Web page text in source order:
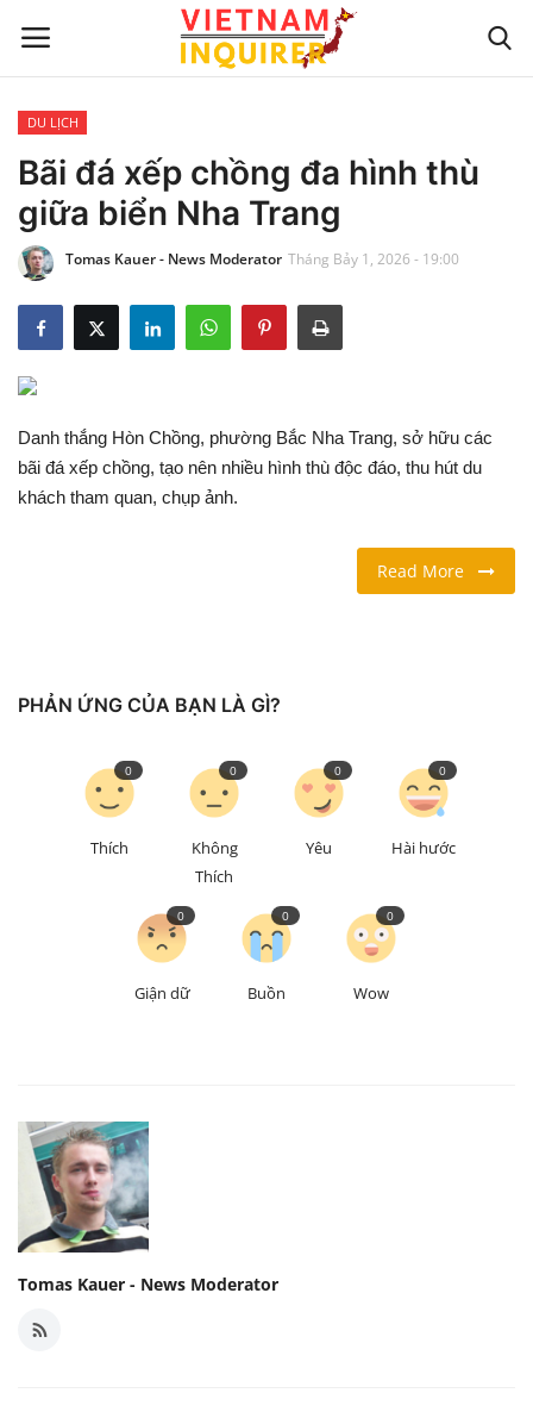
Trang chủ
Liên hệ
TIN TỨC THẾ GIỚI
CẬP NHẬT
CÔNG NGHỆ
THỂ THAO
Ngôn ngữ
Vietnamese
DU LỊCH
Bãi đá xếp chồng đa hình thù
giữa biển Nha Trang
Tomas Kauer - News Moderator Tháng Bảy 1, 2026 - 19:00
Danh thắng Hòn Chồng, phường Bắc Nha Trang, sở hữu các
bãi đá xếp chồng, tạo nên nhiều hình thù độc đáo, thu hút du
khách tham quan, chụp ảnh.
Read More
PHẢN ỨNG CỦA BẠN LÀ GÌ?
Thích
0
Không
Thích
0
Yêu
0
Hài hước
0
Giận dữ
0
Buồn
0
Wow
0
Tomas Kauer - News Moderator